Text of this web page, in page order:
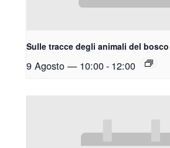
Sulle tracce degli animali del bosco
9 Agosto — 10:00- 12:00